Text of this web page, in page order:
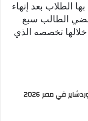
الطلاب بعد إنهاء
الطالب سبع
تخصصه الذي
في مصر 2026